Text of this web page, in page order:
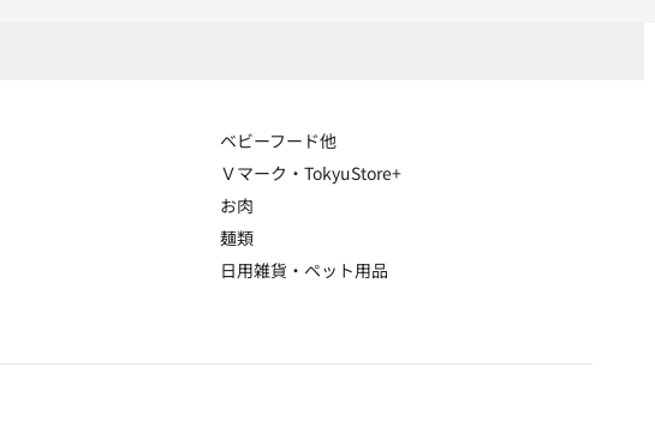
ベビーフード他
Ｖマーク・TokyuStore+
お肉
麺類
日用雑貨・ペット用品